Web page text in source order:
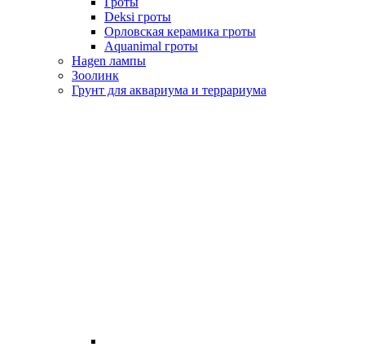
Deksi гроты
Орловская керамика гроты
Aquanimal гроты
Hagen лампы
Зоолинк
Грунт для аквариума и террариума